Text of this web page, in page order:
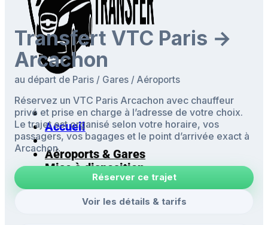
Accueil
Aéroports & Gares
Mise à disposition
Navettes
Excursions
Transfert VTC Paris →
Arcachon
au départ de Paris / Gares / Aéroports
Réservez un VTC Paris Arcachon avec chauffeur
privé et prise en charge à l’adresse de votre choix.
Le trajet est organisé selon votre horaire, vos
passagers, vos bagages et le point d’arrivée exact à
Arcachon.
Réserver ce trajet
Voir les détails & tarifs